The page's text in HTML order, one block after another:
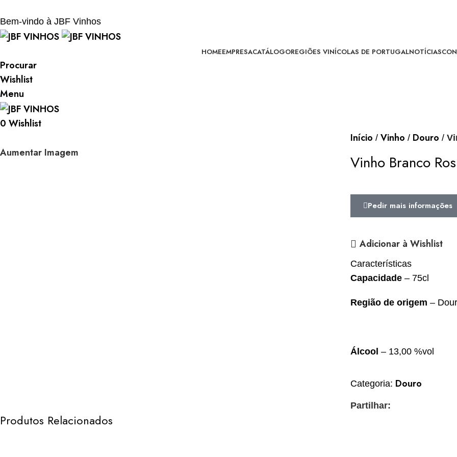
Bem-vindo à JBF Vinhos
HOMEEMPRESACATÁLOGOREGIÕES VINÍCOLAS DE PORTUGALNOTÍCIAS
Procurar
Wishlist
Menu
0 Wishlist
Aumentar Imagem
Início Vinho Douro
Vinho Branco
Pedir mais informações
Adicionar à Wishlist
Características
Capacidade – 75cl
Região de origem –
Álcool – 13,00 %vol
Categoria: Douro
Partilhar:
Produtos Relacionados